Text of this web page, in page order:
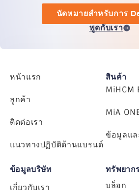
นัดหมายสำหรับการ
พูดกับเรา
หน้าแรก
ลูกค้า
ติดต่อเรา
แนวทางปฏิบัติด้านแบรนด์
สินค้า
MiHCM
MiA
ข้อมูลแล
ข้อมูลบริษัท
เกี่ยวกับเรา
ทรัพยาก
บล็อก